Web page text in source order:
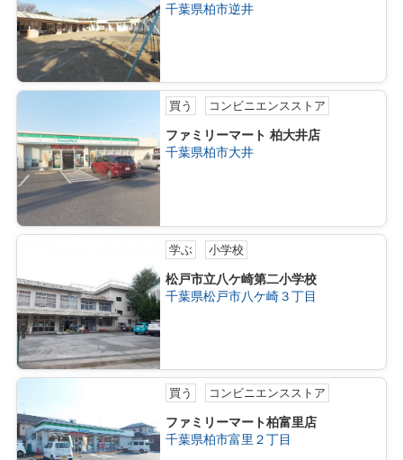
千葉県柏市逆井
買う コンビニエンスストア
ファミリーマート 柏大井店
千葉県柏市大井
学ぶ 小学校
松戸市立八ケ崎第二小学校
千葉県松戸市八ケ崎３丁目
買う コンビニエンスストア
ファミリーマート柏富里店
千葉県柏市富里２丁目